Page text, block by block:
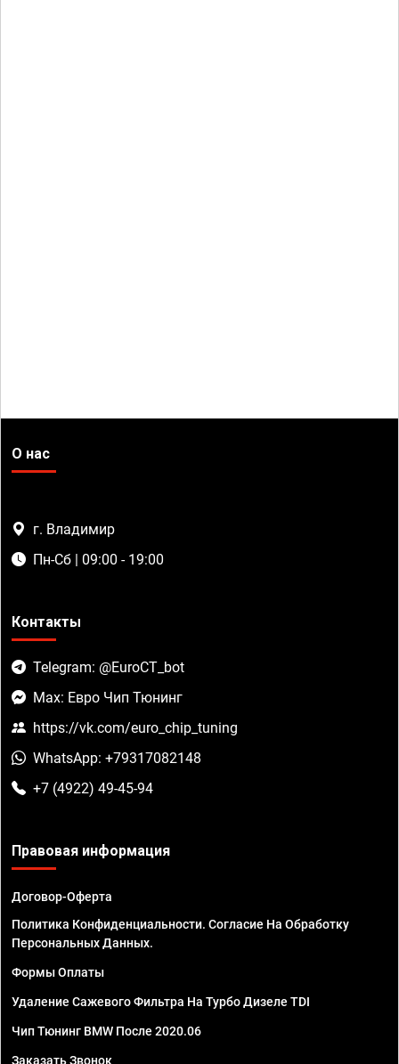
О нас
г. Владимир
Пн-Сб | 09:00 - 19:00
Контакты
Telegram: @EuroCT_bot
Max: Евро Чип Тюнинг
https://vk.com/euro_chip_tuning
WhatsApp: +79317082148
+7 (4922) 49-45-94
Правовая информация
Договор-Оферта
Политика Конфиденциальности. Согласие На Обработку
Персональных Данных.
Формы Оплаты
Удаление Сажевого Фильтра На Турбо Дизеле TDI
Чип Тюнинг BMW После 2020.06
Заказать Звонок